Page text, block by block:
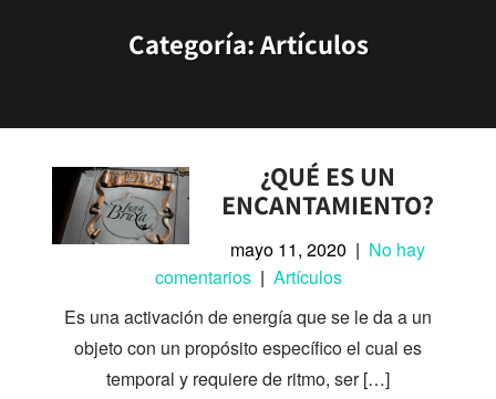
Categoría:Artículos
¿QUÉ ES UN
ENCANTAMIENTO?
mayo 11, 2020 | No hay
comentarios | Artículos
Es una activación de energía que se le da a un
objeto con un propósito específico el cual es
temporal y requiere de ritmo, ser […]